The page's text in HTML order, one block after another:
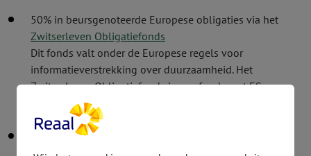
50% in beursgenoteerde Europese obligaties via het
Zwitserleven Obligatiefonds
Dit fonds valt onder de Europese regels voor
informatieverstrekking over duurzaamheid. Het
Zwitserleven Obligatie­fonds is een fonds met ES-
kenmerken. De vermogens­beheerder levert informatie
hierover.
50% in beursgenoteerde Europese aandelen via het
Zwitserleven Europees Aandelenfonds